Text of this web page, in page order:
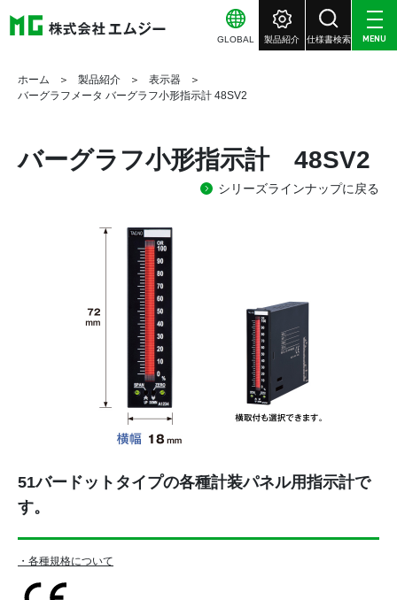
GLOBAL 製品紹介 仕様書検索 MENU
ホーム 製品紹介
表示器
バーグラフメータ バーグラフ小形指示計 48SV2
バーグラフ小形指示計 48SV2
シリーズラインナップに戻る
51バードットタイプの各種計装パネル用指示計で
す。
・各種規格について